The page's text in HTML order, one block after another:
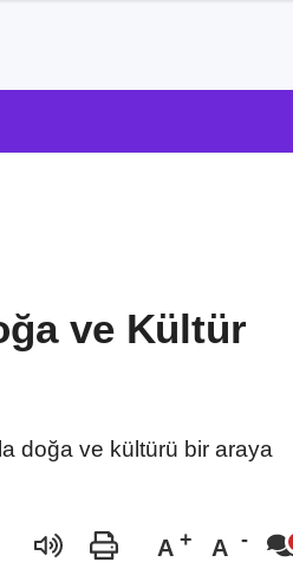
ve Kültür
doğa ve kültürü bir araya
A A